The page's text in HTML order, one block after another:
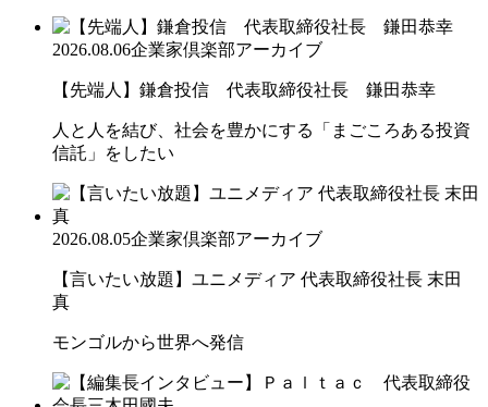
2026.08.06企業家倶楽部アーカイブ
【先端人】鎌倉投信 代表取締役社長 鎌田恭幸
人と人を結び、社会を豊かにする「まごころある投資
信託」をしたい
2026.08.05企業家倶楽部アーカイブ
【言いたい放題】ユニメディア 代表取締役社長 末田
真
モンゴルから世界へ発信